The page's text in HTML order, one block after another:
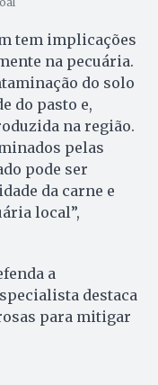
tem implicações
na pecuária.
do solo
do pasto e,
na região.
pelas
pode ser
da carne e
local”,
a
destaca
para mitigar